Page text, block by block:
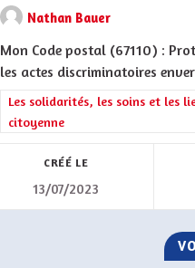
Nathan Bauer
Mon Code postal (67110) :
les actes discriminatoires
Filtrer les résultats de la
Les solidarités, les soins et les
citoyenne
CRÉÉ LE
13/07/2023